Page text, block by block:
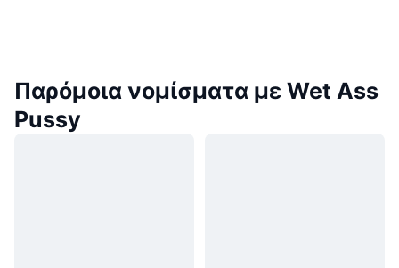
Παρόμοια νομίσματα με Wet Ass
Pussy